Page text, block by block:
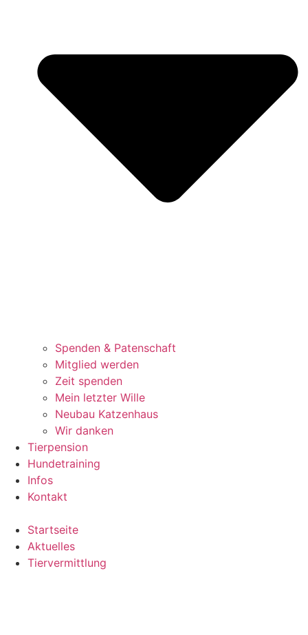
Spenden & Patenschaft
Mitglied werden
Zeit spenden
Mein letzter Wille
Neubau Katzenhaus
Wir danken
Tierpension
Hundetraining
Infos
Kontakt
Startseite
Aktuelles
Tiervermittlung